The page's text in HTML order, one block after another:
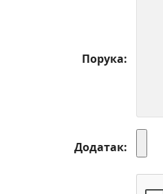
Порука
Додатак